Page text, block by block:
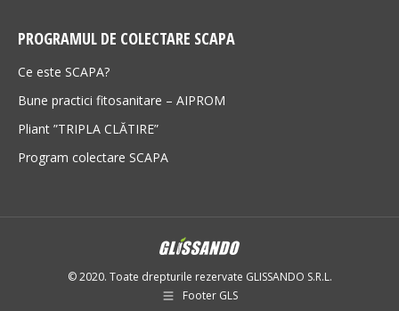
PROGRAMUL DE COLECTARE SCAPA
Ce este SCAPA?
Bune practici fitosanitare – AIPROM
Pliant ”TRIPLA CLĂTIRE”
Program colectare SCAPA
© 2020. Toate drepturile rezervate GLISSANDO S.R.L.
Footer GLS